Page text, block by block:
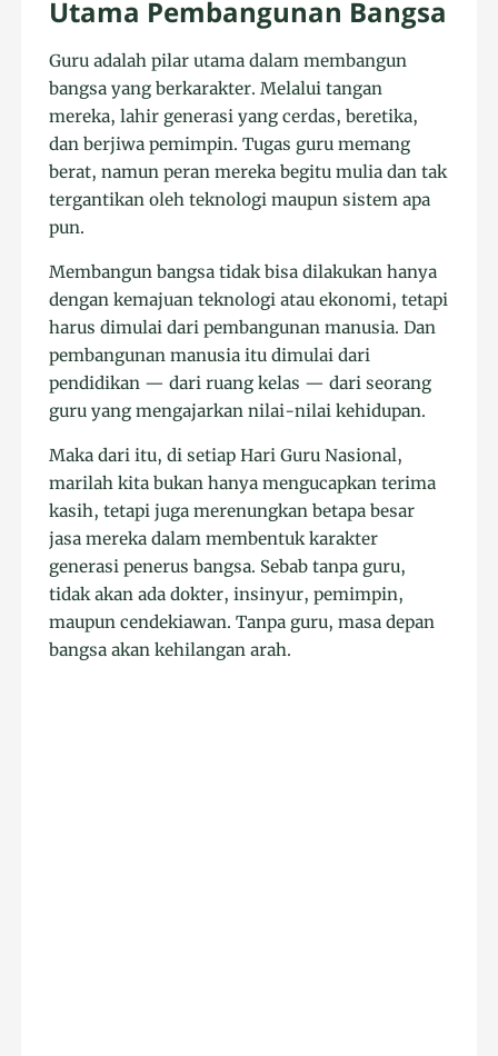
Utama Pembangunan Bangsa
Guru adalah pilar utama dalam membangun
bangsa yang berkarakter. Melalui tangan
mereka, lahir generasi yang cerdas, beretika,
dan berjiwa pemimpin. Tugas guru memang
berat, namun peran mereka begitu mulia dan tak
tergantikan oleh teknologi maupun sistem apa
pun.
Membangun bangsa tidak bisa dilakukan hanya
dengan kemajuan teknologi atau ekonomi, tetapi
harus dimulai dari pembangunan manusia. Dan
pembangunan manusia itu dimulai dari
pendidikan — dari ruang kelas — dari seorang
guru yang mengajarkan nilai-nilai kehidupan.
Maka dari itu, di setiap Hari Guru Nasional,
marilah kita bukan hanya mengucapkan terima
kasih, tetapi juga merenungkan betapa besar
jasa mereka dalam membentuk karakter
generasi penerus bangsa. Sebab tanpa guru,
tidak akan ada dokter, insinyur, pemimpin,
maupun cendekiawan. Tanpa guru, masa depan
bangsa akan kehilangan arah.